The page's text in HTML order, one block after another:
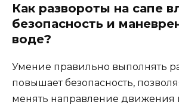
Как развороты на сапе
безопасность и
воде?
Умение правильно выполнять
повышает безопасность,
менять направление движения